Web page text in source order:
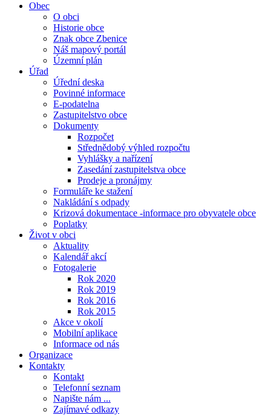
Obec
O obci
Historie obce
Znak obce Zbenice
Náš mapový portál
Územní plán
Úřad
Úřední deska
Povinné informace
E-podatelna
Zastupitelstvo obce
Dokumenty
Rozpočet
Střednědobý výhled rozpočtu
Vyhlášky a nařízení
Zasedání zastupitelstva obce
Prodeje a pronájmy
Formuláře ke stažení
Nakládání s odpady
Krizová dokumentace -informace pro obyvatele obce
Poplatky
Život v obci
Aktuality
Kalendář akcí
Fotogalerie
Rok 2020
Rok 2019
Rok 2016
Rok 2015
Akce v okolí
Mobilní aplikace
Informace od nás
Organizace
Kontakty
Kontakt
Telefonní seznam
Napište nám ...
Zajímavé odkazy